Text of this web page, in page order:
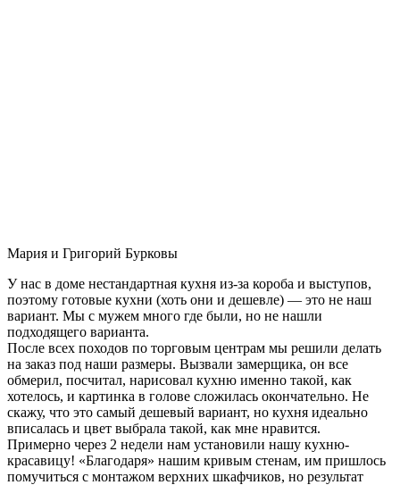
Мария и Григорий Бурковы
У нас в доме нестандартная кухня из-за короба и выступов,
поэтому готовые кухни (хоть они и дешевле) — это не наш
вариант. Мы с мужем много где были, но не нашли
подходящего варианта.
После всех походов по торговым центрам мы решили делать
на заказ под наши размеры. Вызвали замерщика, он все
обмерил, посчитал, нарисовал кухню именно такой, как
хотелось, и картинка в голове сложилась окончательно. Не
скажу, что это самый дешевый вариант, но кухня идеально
вписалась и цвет выбрала такой, как мне нравится.
Примерно через 2 недели нам установили нашу кухню-
красавицу! «Благодаря» нашим кривым стенам, им пришлось
помучиться с монтажом верхних шкафчиков, но результат